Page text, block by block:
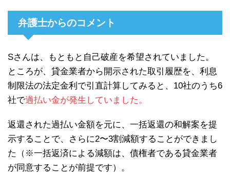
弁護士からのコメント
Sさんは、もともと自己破産を希望されていました。
ところが、貸金業者から開示された取引履歴を、利息
制限法の法定金利で引直計算してみると、10社のうち6
社で過払い金が発生していました。
返還された過払い金額を元に、一括返還の和解案を提
示することで、さらに2〜3割減額することができまし
た（※一括返済による減額は、債権者である貸金業者
が同意することが前提です）。